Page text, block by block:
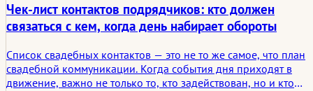
Чек-лист контактов подрядчиков: кто должен
связаться с кем, когда день набирает обороты
Список свадебных контактов — это не то же самое, что план
свадебной коммуникации. Когда события дня приходят в
движение, важно не только то, кто задействован, но и кто